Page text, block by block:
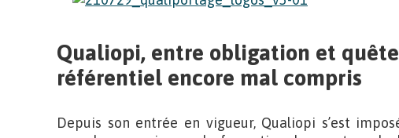
Qualiopi, entre obligation et quête
référentiel encore mal compris
Depuis son entrée en vigueur, Qualiopi s’est